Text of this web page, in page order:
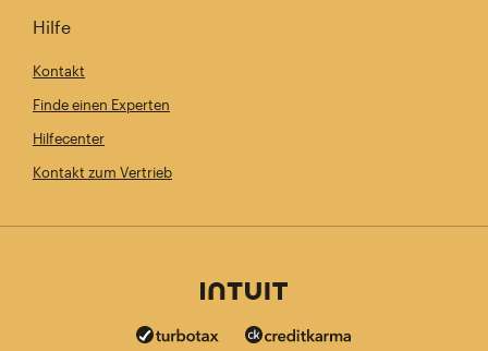
Hilfe
Kontakt
Finde einen Experten
Hilfecenter
Kontakt zum Vertrieb